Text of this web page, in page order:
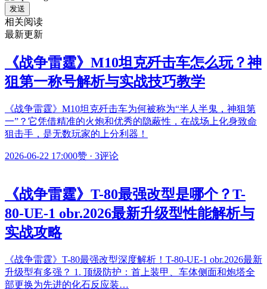
发送
相关阅读
最新更新
《战争雷霆》M10坦克歼击车怎么玩？神
狙第一称号解析与实战技巧教学
《战争雷霆》M10坦克歼击车为何被称为“半人半鬼，神狙第
一”？它凭借精准的火炮和优秀的隐蔽性，在战场上化身致命
狙击手，是无数玩家的上分利器！
2026-06-22 17:000赞 · 3评论
《战争雷霆》T-80最强改型是哪个？T-
80-UE-1 obr.2026最新升级型性能解析与
实战攻略
《战争雷霆》T-80最强改型深度解析！T-80-UE-1 obr.2026最新
升级型有多强？ 1. 顶级防护：首上装甲、车体侧面和炮塔全
部更换为先进的化石反应装…